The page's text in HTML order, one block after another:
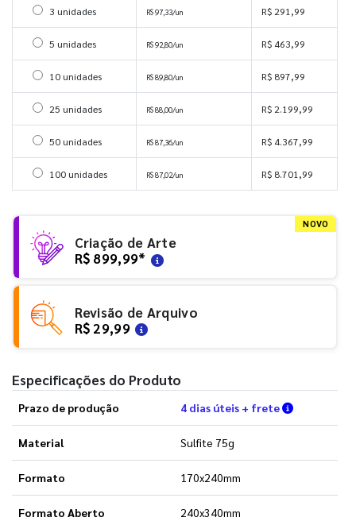
Selecionar 3 unidades
3 unidades R$ 97,33/un R$ 291,99
Selecionar 5 unidades
5 unidades R$ 92,80/un R$ 463,99
Selecionar 10 unidades
10 unidades R$ 89,80/un R$ 897,99
Selecionar 25 unidades
25 unidades R$ 88,00/un R$ 2.199,99
Selecionar 50 unidades
50 unidades R$ 87,36/un R$ 4.367,99
Selecionar 100 unidades
100 unidades R$ 87,02/un R$ 8.701,99
NOVO
Criação de Arte
R$ 899,99*
Revisão de Arquivo
R$ 29,99
Especificações do Produto
Prazo de produção 4 dias úteis + frete Verifique
Material Sulfite 75g
Formato 170x240mm
Formato Aberto 240x340mm